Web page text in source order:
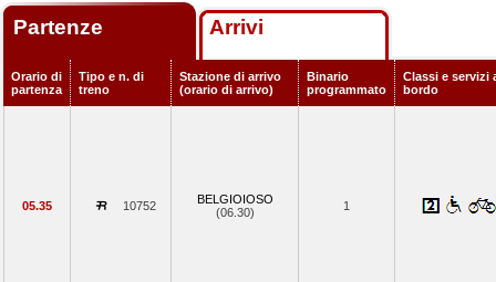
Partenze Arrivi
Orario di
partenza
Tipo e n. di
treno
Stazione di arrivo
(orario di arrivo)
Binario
programmato
Classi e servizi
bordo
05.35 10752
BELGIOIOSO
(06.30)
1